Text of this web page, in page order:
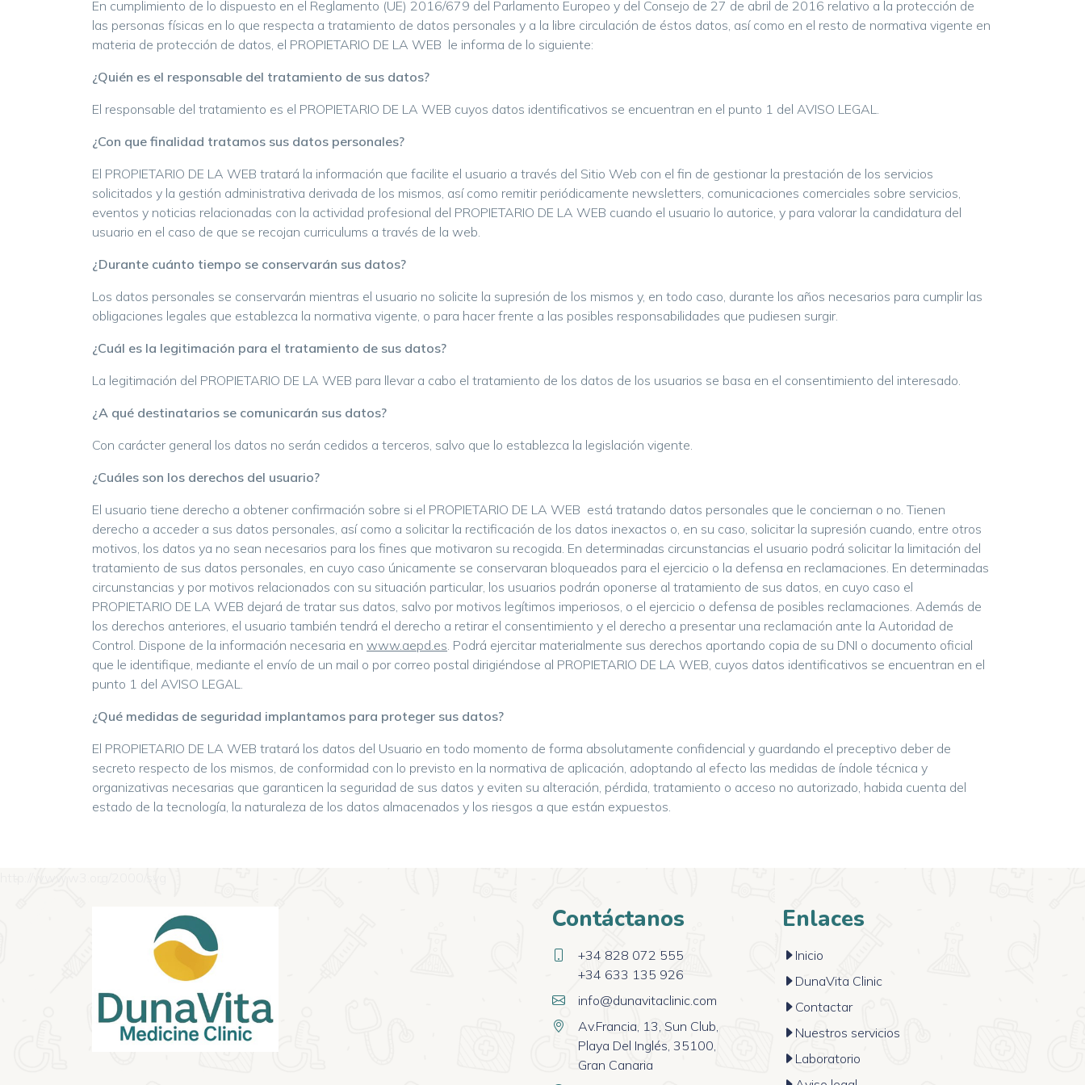
En cumplimiento de lo dispuesto en el Reglamento (UE) 2016/679 del Parlamento Europeo y del Consejo de 27 de abril de 2016 relativo a la protección de
las personas físicas en lo que respecta a tratamiento de datos personales y a la libre circulación de éstos datos, así como en el resto de normativa vigente en
materia de protección de datos, el PROPIETARIO DE LA WEB le informa de lo siguiente:
¿Quién es el responsable del tratamiento de sus datos?
El responsable del tratamiento es el PROPIETARIO DE LA WEB cuyos datos identificativos se encuentran en el punto 1 del AVISO LEGAL.
¿Con que finalidad tratamos sus datos personales?
El PROPIETARIO DE LA WEB tratará la información que facilite el usuario a través del Sitio Web con el fin de gestionar la prestación de los servicios
solicitados y la gestión administrativa derivada de los mismos, así como remitir periódicamente newsletters, comunicaciones comerciales sobre servicios,
eventos y noticias relacionadas con la actividad profesional del PROPIETARIO DE LA WEB cuando el usuario lo autorice, y para valorar la candidatura del
usuario en el caso de que se recojan curriculums a través de la web.
¿Durante cuánto tiempo se conservarán sus datos?
Los datos personales se conservarán mientras el usuario no solicite la supresión de los mismos y, en todo caso, durante los años necesarios para cumplir las
obligaciones legales que establezca la normativa vigente, o para hacer frente a las posibles responsabilidades que pudiesen surgir.
¿Cuál es la legitimación para el tratamiento de sus datos?
La legitimación del PROPIETARIO DE LA WEB para llevar a cabo el tratamiento de los datos de los usuarios se basa en el consentimiento del interesado.
¿A qué destinatarios se comunicarán sus datos?
Con carácter general los datos no serán cedidos a terceros, salvo que lo establezca la legislación vigente.
¿Cuáles son los derechos del usuario?
El usuario tiene derecho a obtener confirmación sobre si el PROPIETARIO DE LA WEB está tratando datos personales que le conciernan o no. Tienen
derecho a acceder a sus datos personales, así como a solicitar la rectificación de los datos inexactos o, en su caso, solicitar la supresión cuando, entre otros
motivos, los datos ya no sean necesarios para los fines que motivaron su recogida. En determinadas circunstancias el usuario podrá solicitar la limitación del
tratamiento de sus datos personales, en cuyo caso únicamente se conservaran bloqueados para el ejercicio o la defensa en reclamaciones. En determinadas
circunstancias y por motivos relacionados con su situación particular, los usuarios podrán oponerse al tratamiento de sus datos, en cuyo caso el
PROPIETARIO DE LA WEB dejará de tratar sus datos, salvo por motivos legítimos imperiosos, o el ejercicio o defensa de posibles reclamaciones. Además de
los derechos anteriores, el usuario también tendrá el derecho a retirar el consentimiento y el derecho a presentar una reclamación ante la Autoridad de
Control. Dispone de la información necesaria en www.aepd.es. Podrá ejercitar materialmente sus derechos aportando copia de su DNI o documento oficial
que le identifique, mediante el envío de un mail o por correo postal dirigiéndose al PROPIETARIO DE LA WEB, cuyos datos identificativos se encuentran en el
punto 1 del AVISO LEGAL.
¿Qué medidas de seguridad implantamos para proteger sus datos?
El PROPIETARIO DE LA WEB tratará los datos del Usuario en todo momento de forma absolutamente confidencial y guardando el preceptivo deber de
secreto respecto de los mismos, de conformidad con lo previsto en la normativa de aplicación, adoptando al efecto las medidas de índole técnica y
organizativas necesarias que garanticen la seguridad de sus datos y eviten su alteración, pérdida, tratamiento o acceso no autorizado, habida cuenta del
estado de la tecnología, la naturaleza de los datos almacenados y los riesgos a que están expuestos.
Contáctanos
+34 828 072 555
+34 633 135 926
info@dunavitaclinic.com
Av.Francia, 13, Sun Club,
Playa Del Inglés, 35100,
Gran Canaria
Enlaces
Inicio
DunaVita Clinic
Contactar
Nuestros servicios
Laboratorio